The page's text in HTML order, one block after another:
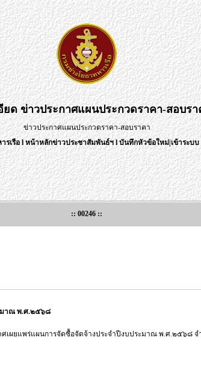
ยดข่าวประกาศแผนประกวดราคา-สอบรา
ข่าวประกาศแผนประกวดราคา-สอบราคา
รเรือlหน้าหลักข่าวประชาสัมพันธ์ฯlบันทึกหัวข้อใหม่|เข้าระบ
:: 00246 ::
มาณ พ.ศ.๒๕๖๘
ศเผยแพร่แผนการจัดซื้อจัดจ้างประจำปีงบประมาณ พ.ศ.๒๕๖๘